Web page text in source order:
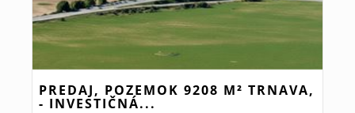
PREDAJ, POZEMOK 9208 M² TRNAVA,
- INVESTIČNÁ...